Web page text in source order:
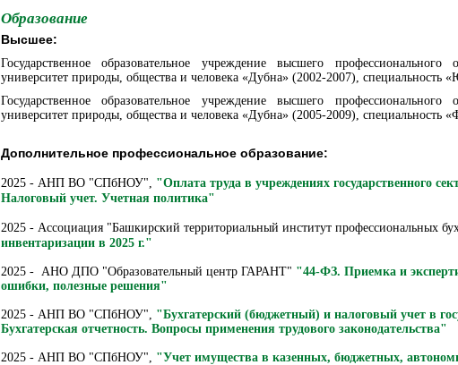
Образование
Высшее:
Государственное образовательное учреждение высшего
университет природы, общества и человека «Дубна» (2002-2007), специальность
Государственное образовательное учреждение высшего
университет природы, общества и человека «Дубна» (2005-2009), специальность
Дополнительное профессиональное образование:
2025 - АНП ВО "СПбНОУ", "Оплата труда в учреждениях государственного
Налоговый учет. Учетная политика"
2025 - Ассоциация "Башкирский территориальный институт профессиональных
инвентаризации в 2025 г."
2025 - АНО ДПО "Образовательный центр ГАРАНТ" "44-ФЗ. Приемка и
ошибки, полезные решения"
2025 - АНП ВО "СПбНОУ", "Бухгатерский (бюджетный) и налоговый учет в
Бухгатерская отчетность. Вопросы применения трудового законодательства"
2025 - АНП ВО "СПбНОУ", "Учет имущества в казенных, бюджетных,